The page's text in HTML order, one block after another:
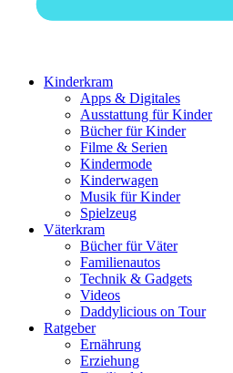
Kinderkram
Apps & Digitales
Ausstattung für Kinder
Bücher für Kinder
Filme & Serien
Kindermode
Kinderwagen
Musik für Kinder
Spielzeug
Väterkram
Bücher für Väter
Familienautos
Technik & Gadgets
Videos
Daddylicious on Tour
Ratgeber
Ernährung
Erziehung